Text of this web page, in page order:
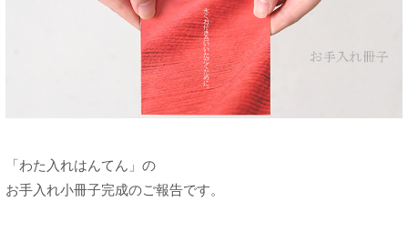
「わた入れはんてん」の
お手入れ小冊子完成のご報告です。